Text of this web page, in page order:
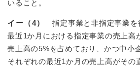
いること。
イー（4）
指定事業と非指定事業を
最近1か月における指定事業の売上高
売上高の5%を占めており、かつ中小
それぞれの最近1か月の売上高がその